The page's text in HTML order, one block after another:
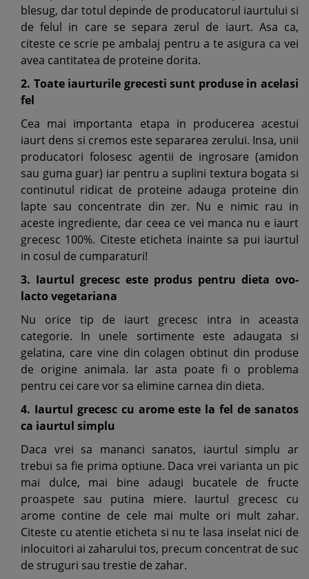
blesug, dar totul depinde de producatorul iaurtului si
de felul in care se separa zerul de iaurt. Asa ca,
citeste ce scrie pe ambalaj pentru a te asigura ca vei
avea cantitatea de proteine dorita.
2. Toate iaurturile grecesti sunt produse in acelasi
fel
Cea mai importanta etapa in producerea acestui
iaurt dens si cremos este separarea zerului. Insa, unii
producatori folosesc agentii de ingrosare (amidon
sau guma guar) iar pentru a suplini textura bogata si
continutul ridicat de proteine adauga proteine din
lapte sau concentrate din zer. Nu e nimic rau in
aceste ingrediente, dar ceea ce vei manca nu e iaurt
grecesc 100%. Citeste eticheta inainte sa pui iaurtul
in cosul de cumparaturi!
3. Iaurtul grecesc este produs pentru dieta ovo-
lacto vegetariana
Nu orice tip de iaurt grecesc intra in aceasta
categorie. In unele sortimente este adaugata si
gelatina, care vine din colagen obtinut din produse
de origine animala. Iar asta poate fi o problema
pentru cei care vor sa elimine carnea din dieta.
4. Iaurtul grecesc cu arome este la fel de sanatos
ca iaurtul simplu
Daca vrei sa mananci sanatos, iaurtul simplu ar
trebui sa fie prima optiune. Daca vrei varianta un pic
mai dulce, mai bine adaugi bucatele de fructe
proaspete sau putina miere. Iaurtul grecesc cu
arome contine de cele mai multe ori mult zahar.
Citeste cu atentie eticheta si nu te lasa inselat nici de
inlocuitori ai zaharului tos, precum concentrat de suc
de struguri sau trestie de zahar.